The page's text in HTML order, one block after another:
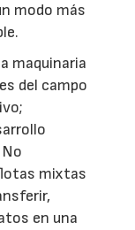
modo más
maquinaria
del campo
mixtas
en una